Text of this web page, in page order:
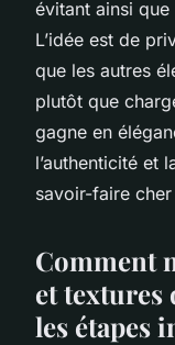
évitant ainsi
L’idée est de
que les autres
plutôt que
gagne en
l’authenticité et
savoir-faire
Comment
et textures
les étapes